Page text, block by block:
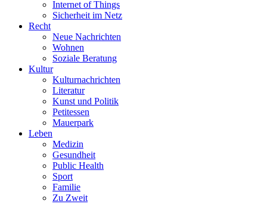
Internet of Things
Sicherheit im Netz
Recht
Neue Nachrichten
Wohnen
Soziale Beratung
Kultur
Kulturnachrichten
Literatur
Kunst und Politik
Petitessen
Mauerpark
Leben
Medizin
Gesundheit
Public Health
Sport
Familie
Zu Zweit